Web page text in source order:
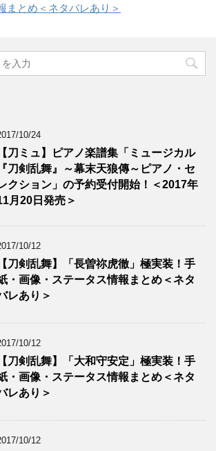
まとめ＜ネタバレあり＞
10/24
【刀ミュ】ピアノ楽譜集「ミュージカル
『刀剣乱舞』～幕末天狼傳～ピアノ・セ
クション」の予約受付開始！＜2017年
月20日発売＞
10/12
【刀剣乱舞】「長曽祢虎徹」極実装！手
・画像・ステータス情報まとめ＜ネタ
レあり＞
10/12
【刀剣乱舞】「大和守安定」極実装！手
・画像・ステータス情報まとめ＜ネタ
レあり＞
10/12